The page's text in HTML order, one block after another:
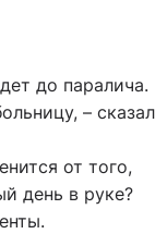
до паралича.
– сказал
от того,
день в руке?